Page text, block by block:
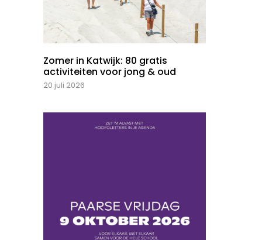
Zomer in Katwijk: 80 gratis
activiteiten voor jong & oud
20 juli 2026